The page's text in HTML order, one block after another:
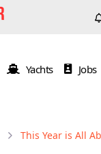
Yachts Jobs
This Year is All